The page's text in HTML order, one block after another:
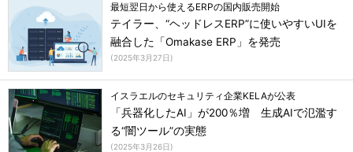
最短翌日から使えるERPの国内販売開始
テイラー、“ヘッドレスERP”に使いやすいUIを
融合した「Omakase ERP」を発売
(2025年3月27日)
イスラエルのセキュリティ企業KELAが公表
「兵器化したAI」が200％増 生成AIで氾濫す
る“闇ツール”の実態
(2025年3月26日)